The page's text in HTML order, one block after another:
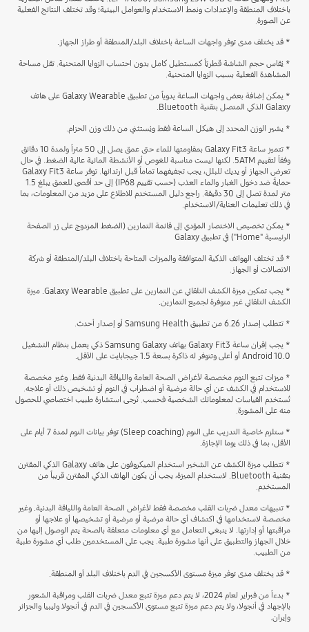
باختلاف المنطقة والإعدادات ونمط الاستخدام والعوامل البيئية؛ وقد تختلف النتائج الفعلية
عن الصورة.
* قد يختلف مدى توفر واجهات الساعة باختلاف البلد/المنطقة أو طراز الجهاز.
* يُقاس حجم الشاشة قطريّاً كمستطيل كامل بدون احتساب الزوايا المنحنية. تقل مساحة
المشاهدة الفعلية بسبب الزوايا المنحنية.
* يمكن إضافة بعض واجهات الساعة يدوياً من تطبيق Galaxy Wearable على هاتف
Galaxy الذكي المتصل بتقنية Bluetooth.
* يشير الوزن المحدد إلى هيكل الساعة فقط ويُستثني من ذلك وزن الحزام.
* تتميز ساعة Galaxy Fit3 بمقاومتها للماء حتى عمق يصل إلى 50 متراً ولمدة 10 دقائق
وفقاً لتقييم 5ATM. لكنها ليست مناسبة للغوص أو الأنشطة المائية عالية الضغط. في حال
تعرض الجهاز أو يديك للبلل، يجب تجفيفهما تماماً قبل ارتدائها. توفر ساعة Galaxy Fit3
حمايةً ضد دخول الغبار والماء العذب (حسب تقييم IP68) إلى حد أقصى للعمق يبلغ 1.5
متر لمدة تصل إلى 30 دقيقة. راجع دليل المستخدم للاطلاع على مزيد من المعلومات، بما
في ذلك تعليمات العناية/الاستخدام.
* يمكن تخصيص الاختصار المؤدي إلى قائمة التمارين (الضغط المزدوج على زر الصفحة
الرئيسية "Home") في تطبيق Galaxy
* قد تختلف الهواتف الذكية المتوافقة والميزات المتاحة باختلاف البلد/المنطقة أو شركة
الاتصالات أو الجهاز.
* يجب تمكين ميزة الكشف التلقائي عن التمارين على تطبيق Galaxy Wearable. ميزة
الكشف التلقائي غير متوفرة لجميع التمارين.
* تتطلب إصدار 6.26 من تطبيق Samsung Health أو إصدار أحدث.
* يجب إقران ساعة Galaxy Fit3 بهاتف Samsung Galaxy ذكي يعمل بنظام التشغيل
Android 10.0 أو أعلى وتتوفر له ذاكرة بسعة 1.5 جيجابايت على الأقل.
* ميزات تتبع النوم مخصصة لأغراض الصحة العامة واللياقة البدنية فقط. وغير مخصصة
للاستخدام في الكشف عن أي حالة مرضية أو اضطراب في النوم أو تشخيص ذلك أو علاجه.
تُستخدم القياسات لمعلوماتك الشخصية فحسب. تُرجى استشارة طبيب اختصاصي للحصول
منه على المشورة.
* ستلزم خاصية التدريب على النوم (Sleep coaching) توفر بيانات النوم لمدة 7 أيام على
الأقل، بما في ذلك يوما الإجازة.
* تتطلب ميزة الكشف عن الشخير استخدام الميكروفون على هاتف Galaxy الذكي المقترن
بتقنية Bluetooth. لاستخدام الميزة، يجب أن يكون الهاتف الذكي المقترن قريباً من
المستخدم.
* تنبيهات معدل ضربات القلب مخصصة فقط لأغراض الصحة العامة واللياقة البدنية. وغير
مخصصة لاستخدامها في اكتشاف أي حالة مرضية أو مرضية أو تشخيصها أو علاجها أو
مراقبتها أو إدارتها. لا ينبغي التعامل مع أي معلومات متعلقة بالصحة يتم الوصول إليها من
خلال الجهاز والتطبيق على أنها مشورة طبية. يجب على المستخدمين طلب أي مشورة طبية
من الطبيب.
* قد يختلف مدى توفر ميزة مستوى الأكسجين في الدم باختلاف البلد أو المنطقة.
* بدءاً من فبراير لعام 2024، لا يتم دعم ميزة تتبع معدل ضربات القلب ومراقبة الشعور
بالإجهاد في أنجولا، ولا يتم دعم ميزة تتبع مستوى الأكسجين في الدم في أنجولا وليبيا والجزائر
وإيران.